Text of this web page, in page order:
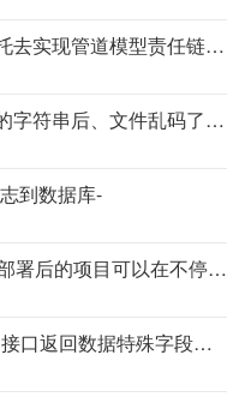
[Dotnet core] 如何利用委托去实现管道模型责任链设计模式,并写出一个示例-
[Dotnet core] 替换文件中的字符串后、文件乱码了怎么办-
到数据库-
[Dotnet core] Dotnet core部署后的项目可以在不停项目的情况下更新部署吗-
[Dotnet core] Dotnet core 接口返回数据特殊字段解密-